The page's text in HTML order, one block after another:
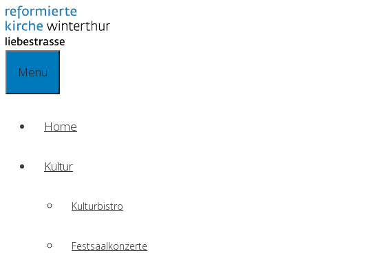
Springe
zum
Inhalt
Menu
Home
Kultur
Kulturbistro
Festsaalkonzerte